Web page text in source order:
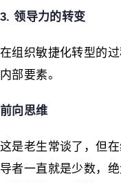
3. 领导力的转变
在组织敏捷化转型的
内部要素。
前向思维
这是老生常谈了，但
导者一直就是少数，